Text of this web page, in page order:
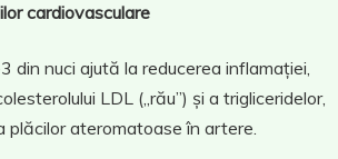
cardiovasculare
din nuci ajută la reducerea inflamației,
LDL („rău”) și a trigliceridelor,
plăcilor ateromatoase în artere.